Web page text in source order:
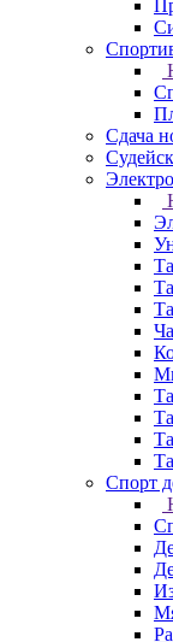
Сдача
Спорт